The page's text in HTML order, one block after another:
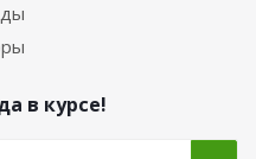
в курсе!